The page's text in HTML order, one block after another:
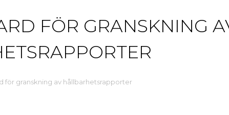
FÖR GRANSKNING
för granskning av hållbarhetsrapporter